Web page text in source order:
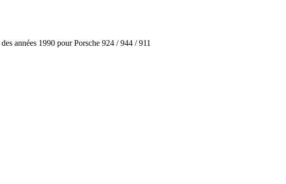
années 1990 pour Porsche 924 / 944 / 911